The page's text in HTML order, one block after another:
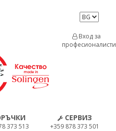
373 513
СЕРВИЗ
+359 878 373 501
Вход за
професионалисти